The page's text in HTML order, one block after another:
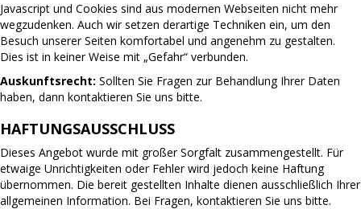
Javascript und Cookies sind aus modernen Webseiten nicht mehr
wegzudenken. Auch wir setzen derartige Techniken ein, um den
Besuch unserer Seiten komfortabel und angenehm zu gestalten.
Dies ist in keiner Weise mit „Gefahr“ verbunden.
Auskunftsrecht: Sollten Sie Fragen zur Behandlung Ihrer Daten
haben, dann kontaktieren Sie uns bitte.
HAFTUNGSAUSSCHLUSS
Dieses Angebot wurde mit großer Sorgfalt zusammengestellt. Für
etwaige Unrichtigkeiten oder Fehler wird jedoch keine Haftung
übernommen. Die bereit gestellten Inhalte dienen ausschließlich Ihrer
allgemeinen Information. Bei Fragen, kontaktieren Sie uns bitte.